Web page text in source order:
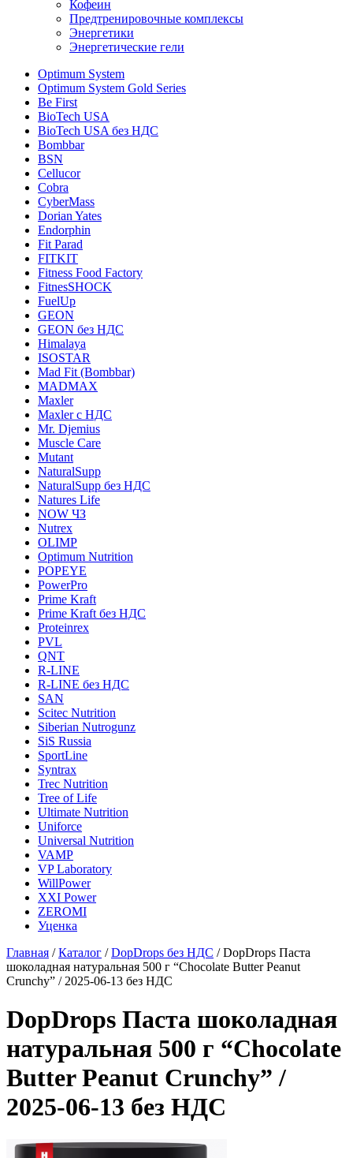
Кофеин
Предтренировочные комплексы
Энергетики
Энергетические гели
Optimum System
Optimum System Gold Series
Be First
BioTech USA
BioTech USA без НДС
Bombbar
BSN
Cellucor
Cobra
CyberMass
Dorian Yates
Endorphin
Fit Parad
FITKIT
Fitness Food Factory
FitnesSHOCK
FuelUp
GEON
GEON без НДС
Himalaya
ISOSTAR
Mad Fit (Bombbar)
MADMAX
Maxler
Maxler с НДС
Mr. Djemius
Muscle Care
Mutant
NaturalSupp
NaturalSupp без НДС
Natures Life
NOW ЧЗ
Nutrex
OLIMP
Optimum Nutrition
POPEYE
PowerPro
Prime Kraft
Prime Kraft без НДС
Proteinrex
PVL
QNT
R-LINE
R-LINE без НДС
SAN
Scitec Nutrition
Siberian Nutrogunz
SiS Russia
SportLine
Syntrax
Trec Nutrition
Tree of Life
Ultimate Nutrition
Uniforce
Universal Nutrition
VAMP
VP Laboratory
WillPower
XXI Power
ZEROMI
Уценка
Главная /Каталог /DopDrops без НДС /DopDrops Паста
шоколадная натуральная 500 г “Сhoсolate Butter Peanut
Crunchy” / 2025-06-13 без НДС
DopDrops Паста шоколадная
натуральная 500 г “Сhoсolate
Butter Peanut Crunchy” /
2025-06-13 без НДС